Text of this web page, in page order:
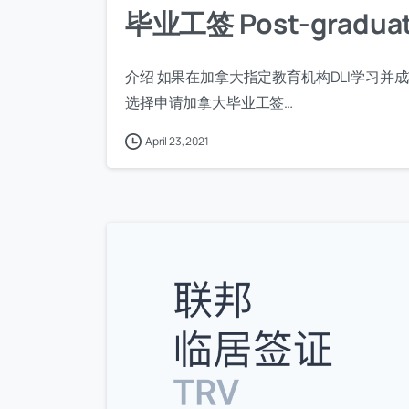
毕业工签 Post-
介绍 如果在加拿大指定教育机构DLI学习并
选择申请加拿大毕业工签…
April 23, 2021